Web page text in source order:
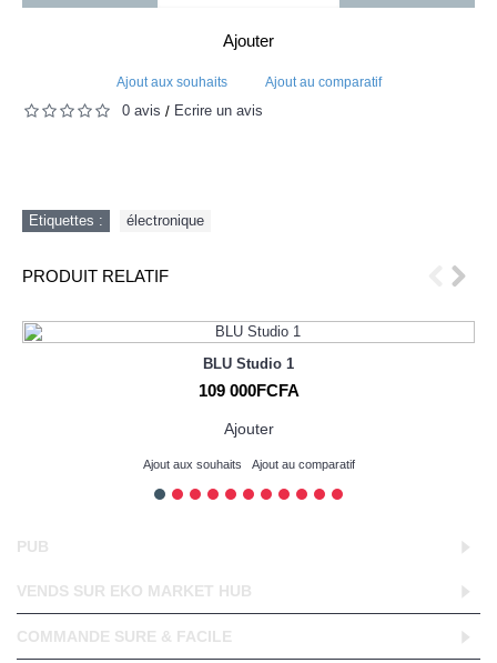
Ajouter
Ajout aux souhaits Ajout au comparatif
0 avis / Écrire un avis
Etiquettes : électronique
PRODUIT RELATIF
BLU Studio 1
109 000FCFA
Ajouter
Ajout aux souhaits Ajout au comparatif
PUB
VENDS SUR EKO MARKET HUB
COMMANDE SURE & FACILE